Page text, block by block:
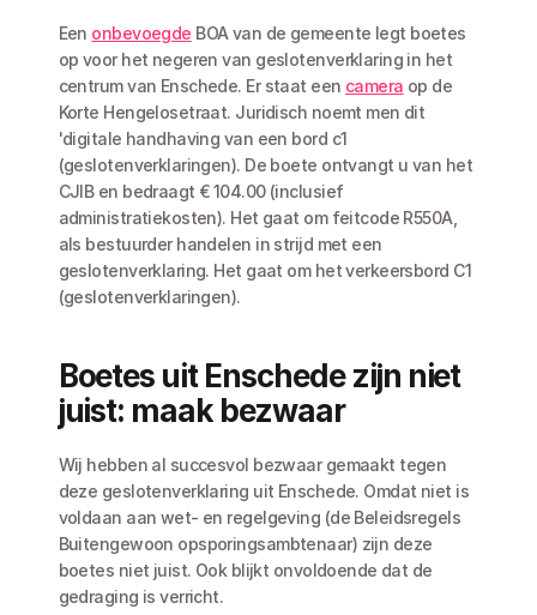
Een onbevoegde BOA van de gemeente legt boetes
op voor het negeren van geslotenverklaring in het
centrum van Enschede. Er staat een camera op de
Korte Hengelosetraat. Juridisch noemt men dit
'digitale handhaving van een bord c1
(geslotenverklaringen). De boete ontvangt u van het
CJIB en bedraagt € 104.00 (inclusief
administratiekosten). Het gaat om feitcode R550A,
als bestuurder handelen in strijd met een
geslotenverklaring. Het gaat om het verkeersbord C1
(geslotenverklaringen).
Boetes uit Enschede zijn niet
juist: maak bezwaar
Wij hebben al succesvol bezwaar gemaakt tegen
deze geslotenverklaring uit Enschede. Omdat niet is
voldaan aan wet- en regelgeving (de Beleidsregels
Buitengewoon opsporingsambtenaar) zijn deze
boetes niet juist. Ook blijkt onvoldoende dat de
gedraging is verricht.